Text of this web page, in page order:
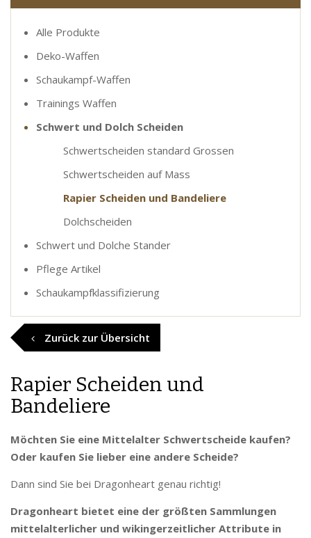
Alle Produkte
Deko-Waffen
Schaukampf-Waffen
Trainings Waffen
Schwert und Dolch Scheiden
Schwertscheiden standard Grossen
Schwertscheiden auf Mass
Rapier Scheiden und Bandeliere
Dolchscheiden
Schwert und Dolche Stander
Pflege Artikel
Schaukampfklassifizierung
Zurück zur Übersicht
Rapier Scheiden und
Bandeliere
Möchten Sie eine Mittelalter Schwertscheide kaufen?
Oder kaufen Sie lieber eine andere Scheide?
Dann sind Sie bei Dragonheart genau richtig!
Dragonheart bietet eine der größten Sammlungen
mittelalterlicher und wikingerzeitlicher Attribute in